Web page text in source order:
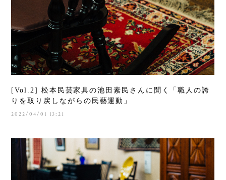
[Vol.2] 松本民芸家具の池田素民さんに聞く「職人の誇
りを取り戻しながらの民藝運動」
2022/04/01 13:21